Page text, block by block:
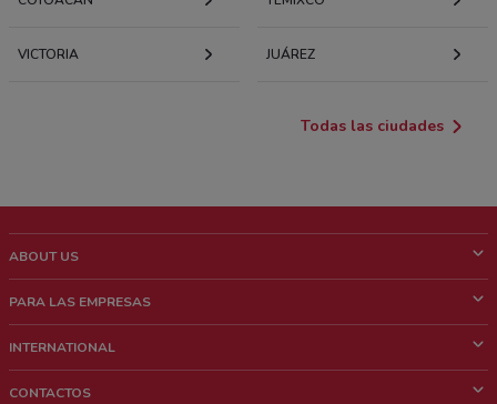
VICTORIA JUÁREZ
Todas las ciudades
ABOUT US
¿Quiénes Somos?
Trabaja con nosotros
PARA LAS EMPRESAS
Contacto comercial
INTERNATIONAL
CONTACTOS